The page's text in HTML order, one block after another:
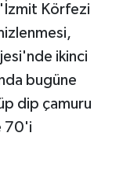
Körfezi
ikinci
bugüne
dip çamuru
70'i